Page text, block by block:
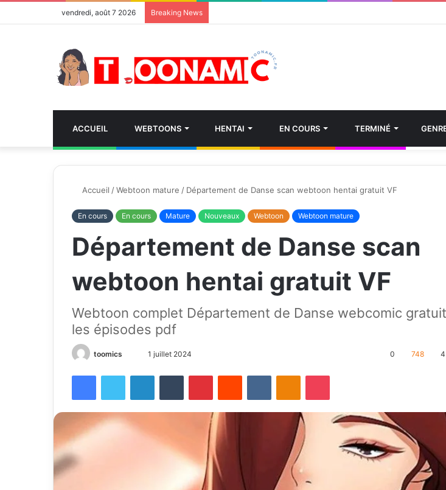
vendredi, août 7 2026 Breaking News
ACCUEIL WEBTOONS HENTAI EN COURS TERMINÉ
Accueil /Webtoon mature / Département de Danse scan webtoon hentai gratuit VF
En cours En cours Mature Nouveaux Webtoon Webtoon mature
Département de Danse scan
webtoon hentai gratuit VF
Webtoon complet Département de Danse webcomic
les épisodes pdf
toomics
y
e
1 juillet 2024 0 748